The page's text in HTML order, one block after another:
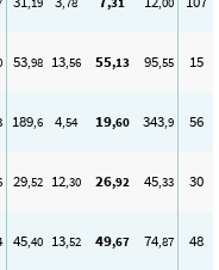
53,98 13,56 55,13 95,55 15
189,6 4,54 19,60 343,9 56
29,52 12,30 26,92 45,33 30
45,40 13,52 49,67 74,87 48